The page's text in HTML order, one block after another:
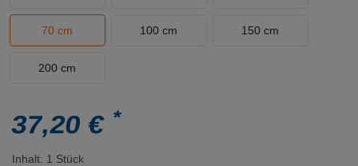
70 cm 100 cm 150 cm
200 cm
37,20 €*
Inhalt: 1 Stück